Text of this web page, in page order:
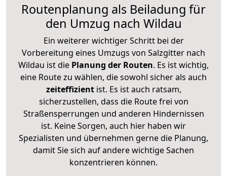
Routenplanung als Beiladung für
den Umzug nach Wildau
Ein weiterer wichtiger Schritt bei der
Vorbereitung eines Umzugs von Salzgitter nach
Wildau ist die Planung der Routen. Es ist wichtig,
eine Route zu wählen, die sowohl sicher als auch
zeiteffizientist. Es ist auch ratsam,
sicherzustellen, dass die Route frei von
Straßensperrungen und anderen Hindernissen
ist. Keine Sorgen, auch hier haben wir
Spezialisten und übernehmen gerne die Planung,
damit Sie sich auf andere wichtige Sachen
konzentrieren können.